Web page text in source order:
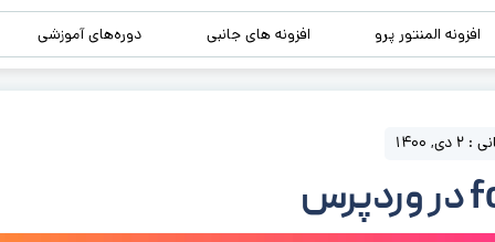
افزونه المنتور پرو افزونه های جانبی دوره‌های آموزشی
1400